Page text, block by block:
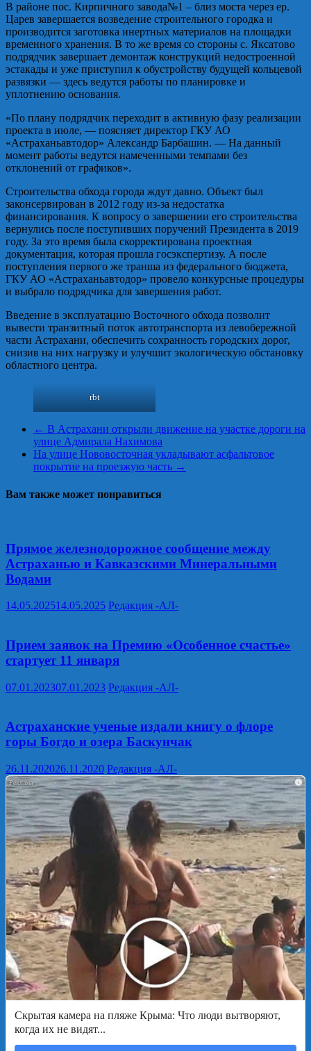
В районе пос. Кирпичного завода№1 – близ моста через ер.
Царев завершается возведение строительного городка и
производится заготовка инертных материалов на площадки
временного хранения. В то же время со стороны с. Яксатово
подрядчик завершает демонтаж конструкций недостроенной
эстакады и уже приступил к обустройству будущей кольцевой
развязки — здесь ведутся работы по планировке и
уплотнению основания.
«По плану подрядчик переходит в активную фазу реализации
проекта в июле, — поясняет директор ГКУ АО
«Астраханьавтодор» Александр Барбашин. — На данный
момент работы ведутся намеченными темпами без
отклонений от графиков».
Строительства обхода города ждут давно. Объект был
законсервирован в 2012 году из-за недостатка
финансирования. К вопросу о завершении его строительства
вернулись после поступивших поручений Президента в 2019
году. За это время была скорректирована проектная
документация, которая прошла госэкспертизу. А после
поступления первого же транша из федерального бюджета,
ГКУ АО «Астраханьавтодор» провело конкурсные процедуры
и выбрало подрядчика для завершения работ.
Введение в эксплуатацию Восточного обхода позволит
вывести транзитный поток автотранспорта из левобережной
части Астрахани, обеспечить сохранность городских дорог,
снизив на них нагрузку и улучшит экологическую обстановку
областного центра.
rbt
← В Астрахани открыли движение на участке дороги на
улице Адмирала Нахимова
На улице Нововосточная укладывают асфальтовое
покрытие на проезжую часть →
Вам также может понравиться
Прямое железнодорожное сообщение между
Астраханью и Кавказскими Минеральными
Водами
14.05.202514.05.2025 Редакция -АЛ-
Прием заявок на Премию «Особенное счастье»
стартует 11 января
07.01.202307.01.2023 Редакция -АЛ-
Астраханские ученые издали книгу о флоре
горы Богдо и озера Баскунчак
26.11.202026.11.2020 Редакция -АЛ-
i
Скрытая камера на пляже Крыма: Что люди вытворяют,
когда их не видят...